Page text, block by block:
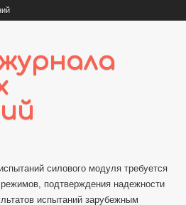
силового модуля требуется
подтверждения надежности
испытаний зарубежным